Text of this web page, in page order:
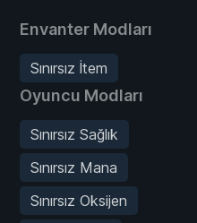
Envanter Modları
Sınırsız İtem
Oyuncu Modları
Sınırsız Sağlık
Sınırsız Mana
Sınırsız Oksijen